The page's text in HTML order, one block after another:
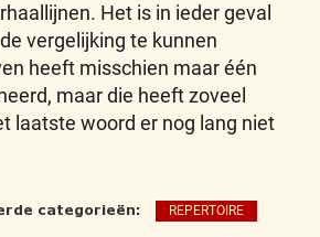
Het is in ieder geval
vergelijking te kunnen
heeft misschien maar één
maar die heeft zoveel
laatste woord er nog lang niet
categorieën: REPERTOIRE